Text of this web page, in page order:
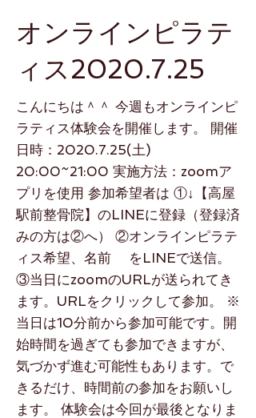
オンラインピラテ
ィス2020.7.25
こんにちは＾＾ 今週もオンラインピ
ラティス体験会を開催します。 開催
日時：2020.7.25(土)
20:00~21:00 実施方法：zoomア
プリを使用 参加希望者は ①↓【高屋
駅前整骨院】のLINEに登録（登録済
みの方は②へ） ②オンラインピラテ
ィス希望、名前 をLINEで送信。
③当日にzoomのURLが送られてき
ます。URLをクリックして参加。 ※
当日は10分前から参加可能です。開
始時間を過ぎても参加できますが、
気づかず進む可能性もあります。で
きるだけ、時間前の参加をお願いし
ます。 体験会は今回が最後となりま